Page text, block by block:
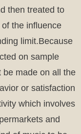
then treated to
the influence
limit.Because
on sample
be made on all the
or satisfaction
which involves
and